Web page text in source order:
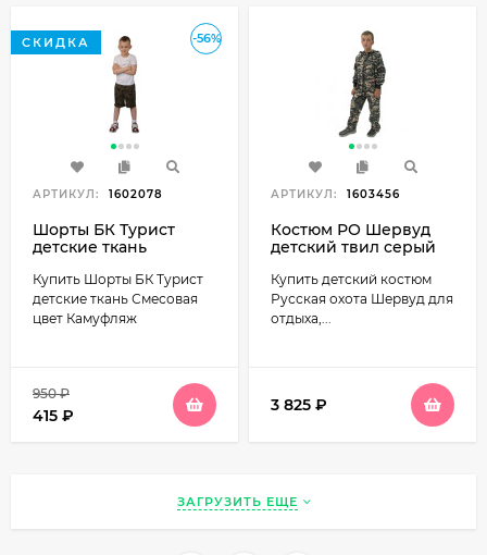
-56%
СКИДКА
АРТИКУЛ: 1602078
Шорты БК Турист
детские ткань
Камуфляж
Купить Шорты БК Турист
детские ткань Смесовая
цвет Камуфляж
950₽
415 ₽
АРТИКУЛ: 1603456
Костюм РО Шервуд
детский твил серый
Купить детский костюм
Русская охота Шервуд для
отдыха,...
3 825 ₽
ЗАГРУЗИТЬ ЕЩЕ